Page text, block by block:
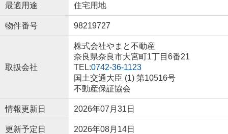
最適用途 住宅用地
物件番号 98219727
取扱会社
株式会社やまと不動産
奈良県奈良市大宮町1丁目6番21
TEL:0742-36-1123
国土交通大臣 (1) 第10516号
不動産保証協会
情報更新日 2026年07月31日
更新予定日 2026年08月14日